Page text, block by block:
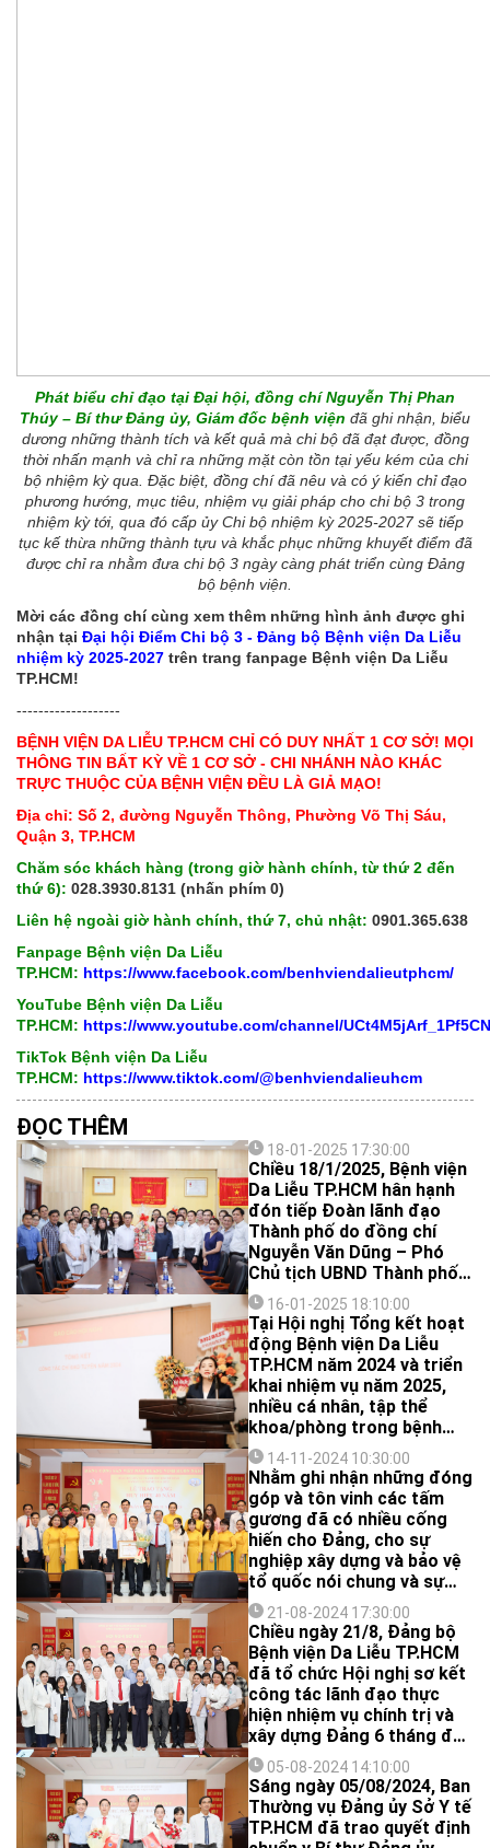
Phát biểu chỉ đạo tại Đại hội, đồng chí Nguyễn Thị Phan
Thúy – Bí thư Đảng ủy, Giám đốc bệnh viện đã ghi nhận, biểu
dương những thành tích và kết quả mà chi bộ đã đạt được, đồng
thời nhấn mạnh và chỉ ra những mặt còn tồn tại yếu kém của chi
bộ nhiệm kỳ qua. Đặc biệt, đồng chí đã nêu và có ý kiến chỉ đạo
phương hướng, mục tiêu, nhiệm vụ giải pháp cho chi bộ 3 trong
nhiệm kỳ tới, qua đó cấp ủy Chi bộ nhiệm kỳ 2025-2027 sẽ tiếp
tục kế thừa những thành tựu và khắc phục những khuyết điểm đã
được chỉ ra nhằm đưa chi bộ 3 ngày càng phát triển cùng Đảng
bộ bệnh viện.
Mời các đồng chí cùng xem thêm những hình ảnh được ghi
nhận tại Đại hội Điểm Chi bộ 3 - Đảng bộ Bệnh viện Da Liễu
nhiệm kỳ 2025-2027 trên trang fanpage Bệnh viện Da Liễu
TP.HCM!
-------------------
BỆNH VIỆN DA LIỄU TP.HCM CHỈ CÓ DUY NHẤT 1 CƠ SỞ! MỌI
THÔNG TIN BẤT KỲ VỀ 1 CƠ SỞ - CHI NHÁNH NÀO KHÁC
TRỰC THUỘC CỦA BỆNH VIỆN ĐỀU LÀ GIẢ MẠO!
Địa chỉ: Số 2, đường Nguyễn Thông, Phường Võ Thị Sáu,
Quận 3, TP.HCM
Chăm sóc khách hàng (trong giờ hành chính, từ thứ 2 đến
thứ 6): 028.3930.8131 (nhấn phím 0)
Liên hệ ngoài giờ hành chính, thứ 7, chủ nhật: 0901.365.638
Fanpage Bệnh viện Da Liễu
TP.HCM: https://www.facebook.com/benhviendalieutphcm/
YouTube Bệnh viện Da Liễu
TP.HCM: https://www.youtube.com/channel/
TikTok Bệnh viện Da Liễu
TP.HCM: https://www.tiktok.com/@benhviendalieuhcm
ĐỌC THÊM
18-01-2025 17:30:00
Chiều 18/1/2025, Bệnh viện
Da Liễu TP.HCM hân hạnh
đón tiếp Đoàn lãnh đạo
Thành phố do đồng chí
Nguyễn Văn Dũng – Phó
Chủ tịch UBND Thành phố
HCM làm trưởng đoàn
cùng đại điện Văn phòng
UBND Thành phố; đại diện
Sở Lao động – Thương
binh và Xã hội; đại diện Sở
Y tế đã đến đến thăm và
chúc Tết nhân dịp Tết
Nguyên đán Ất Tỵ năm
2025.
16-01-2025 18:10:00
Tại Hội nghị Tổng kết hoạt
động Bệnh viện Da Liễu
TP.HCM năm 2024 và triển
khai nhiệm vụ năm 2025,
nhiều cá nhân, tập thể
khoa/phòng trong bệnh
viện đã vinh dự được nhận
bằng khen của Chủ tịch Ủy
ban Nhân dân Thành phố
Hồ Chí Minh vì đã hoàn
thành xuất sắc nhiệm vụ
trong 2 năm liên tục, góp
phần tích cực vào phong
trào thi đua của Thành
phố.
14-11-2024 10:30:00
Nhằm ghi nhận những đóng
góp và tôn vinh các tấm
gương đã có nhiều cống
hiến cho Đảng, cho sự
nghiệp xây dựng và bảo vệ
tổ quốc nói chung và sự
nghiệp phát triển Ngành Y
tế thành phố Hồ Chí Minh
nói riêng. Sáng ngày
14/11/2024, Đảng ủy Bệnh
viện Da Liễu long trọng tổ
chức Lễ trao tặng Huy hiệu
40 năm tuổi Đảng cho
đồng chí Lê Khắc Thi.
21-08-2024 17:30:00
Chiều ngày 21/8, Đảng bộ
Bệnh viện Da Liễu TP.HCM
đã tổ chức Hội nghị sơ kết
công tác lãnh đạo thực
hiện nhiệm vụ chính trị và
xây dựng Đảng 6 tháng đầu
năm 2024- triển khai nhiệm
vụ trọng tâm 6 tháng cuối
năm 2024. Tham dự Hội
nghị có đồng chí Nguyễn
Phước Lập - Ủy viên Ban
05-08-2024 14:10:00
Sáng ngày 05/08/2024, Ban
Thường vụ Đảng ủy Sở Y tế
TP.HCM đã trao quyết định